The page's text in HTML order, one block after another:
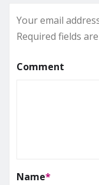
Your email
Required fields
Comment
Name*